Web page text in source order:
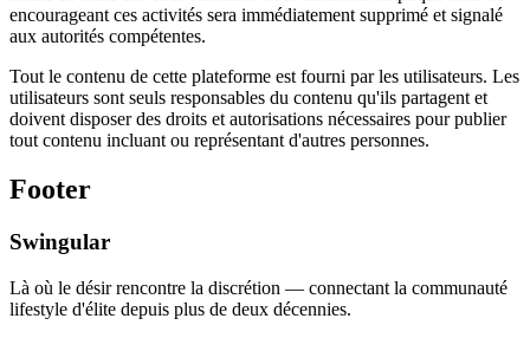
encourageant ces activités sera immédiatement supprimé et signalé
aux autorités compétentes.
Tout le contenu de cette plateforme est fourni par les utilisateurs. Les
utilisateurs sont seuls responsables du contenu qu'ils partagent et
doivent disposer des droits et autorisations nécessaires pour publier
tout contenu incluant ou représentant d'autres personnes.
Footer
Swingular
Là où le désir rencontre la discrétion — connectant la communauté
lifestyle d'élite depuis plus de deux décennies.